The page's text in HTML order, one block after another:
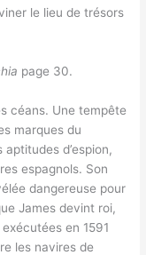
le lieu de trésors
page 30.
céans. Une tempête
marques du
d’espion,
espagnols. Son
dangereuse pour
James devint roi,
en 1591
les navires de